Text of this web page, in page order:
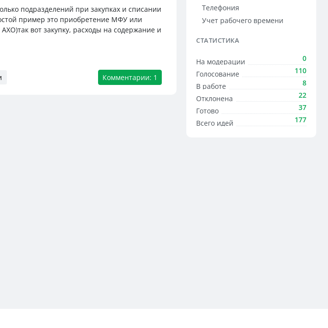
Телефония
Учет рабочего времени
СТАТИСТИКА
На модерации
0
Голосование
110
В работе
8
Отклонена
22
Готово
37
Всего идей
177
подразделений при закупках и списании
пример это приобретение МФУ или
вот закупку, расходы на содержание и
Комментарии: 1